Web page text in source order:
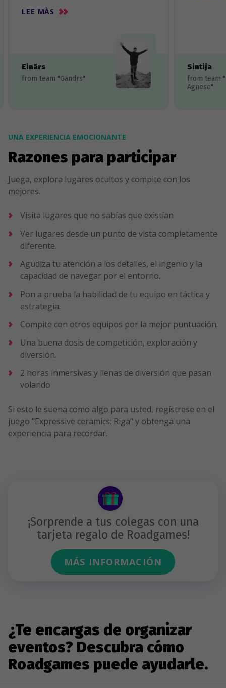
LEE MÀS
Einārs
from team "Gandrs"
Sintija
from team
Agnese"
UNA EXPERIENCIA EMOCIONANTE
Razones para participar
Juega, explora lugares ocultos y compite con los
mejores.
Visita lugares que no sabías que existían
Ver lugares desde un punto de vista completamente
diferente.
Agudiza tu atención a los detalles, el ingenio y la
capacidad de navegar por el entorno.
Pon a prueba la habilidad de tu equipo en táctica y
estrategia.
Compite con otros equipos por la mejor puntuación.
Una buena dosis de competición, exploración y
diversión.
2 horas inmersivas y llenas de diversión que pasan
volando
Si esto le suena como algo para usted, regístrese en el
juego "Expressive ceramics: Riga" y obtenga una
experiencia para recordar.
¡Sorprende a tus colegas con una
tarjeta regalo de Roadgames!
MÁS INFORMACIÓN
¿Te encargas de organizar
eventos? Descubra cómo
Roadgames puede ayudarle.